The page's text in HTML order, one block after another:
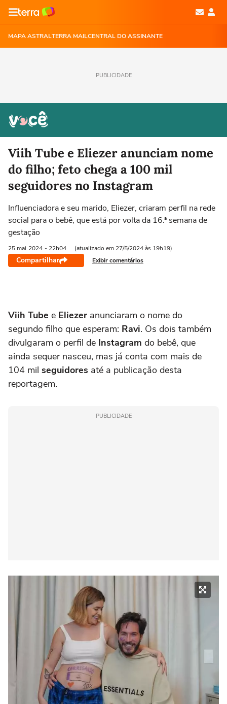
MAPA ASTRALTERRA MAILCENTRAL DO ASSINANTE
PUBLICIDADE
Viih Tube e Eliezer anunciam nome
do filho; feto chega a 100 mil
seguidores no Instagram
Influenciadora e seu marido, Eliezer, criaram perfil na rede
social para o bebê, que está por volta da 16.ª semana de
gestação
25 mai 2024 - 22h04 (atualizado em 27/5/2024 às 19h19)
Compartilhar Exibir comentários
Viih Tube e Eliezer anunciaram o nome do
segundo filho que esperam: Ravi. Os dois também
divulgaram o perfil de Instagram do bebê, que
ainda sequer nasceu, mas já conta com mais de
104 mil seguidores até a publicação desta
reportagem.
PUBLICIDADE